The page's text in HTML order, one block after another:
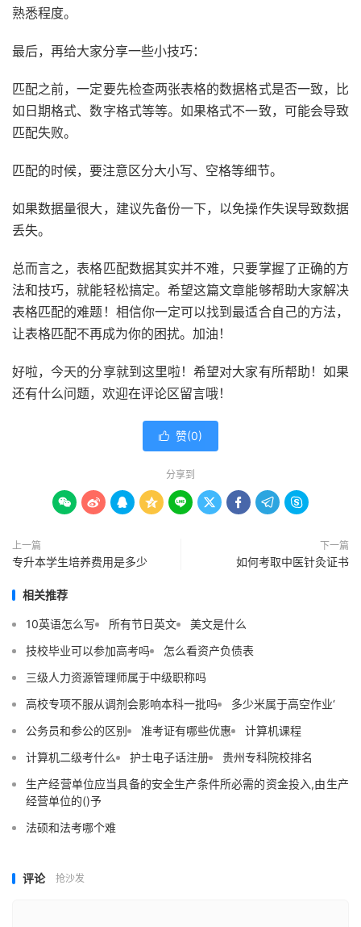
熟悉程度。
最后，再给大家分享一些小技巧：
匹配之前，一定要先检查两张表格的数据格式是否一致，比
如日期格式、数字格式等等。如果格式不一致，可能会导致
匹配失败。
匹配的时候，要注意区分大小写、空格等细节。
如果数据量很大，建议先备份一下，以免操作失误导致数据
丢失。
总而言之，表格匹配数据其实并不难，只要掌握了正确的方
法和技巧，就能轻松搞定。希望这篇文章能够帮助大家解决
表格匹配的难题！相信你一定可以找到最适合自己的方法，
让表格匹配不再成为你的困扰。加油！
好啦，今天的分享就到这里啦！希望对大家有所帮助！如果
还有什么问题，欢迎在评论区留言哦！
 赞(0)
分享到
        
上一篇
专升本学生培养费用是多少
下一篇
如何考取中医针灸证书
相关推荐
10英语怎么写 所有节日英文
美文是什么
技校毕业可以参加高考吗
怎么看资产负债表
三级人力资源管理师属于中级职称吗
高校专项不服从调剂会影响本科一批吗
多少米属于高空作业‘
公务员和参公的区别
准考证有哪些优惠
计算机课程
计算机二级考什么
护士电子话注册
贵州专科院校排名
生产经营单位应当具备的安全生产条件所必需的资金投入,由生产
经营单位的()予
法硕和法考哪个难
评论 抢沙发